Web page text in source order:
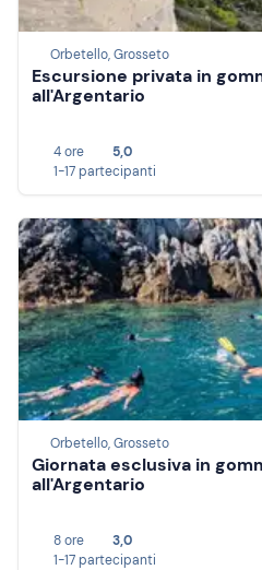
Orbetello, Grosseto
Escursione privata in
all'Argentario
4 ore
5,0
1-17 partecipanti
Orbetello, Grosseto
Giornata esclusiva in
all'Argentario
8 ore
3,0
1-17 partecipanti